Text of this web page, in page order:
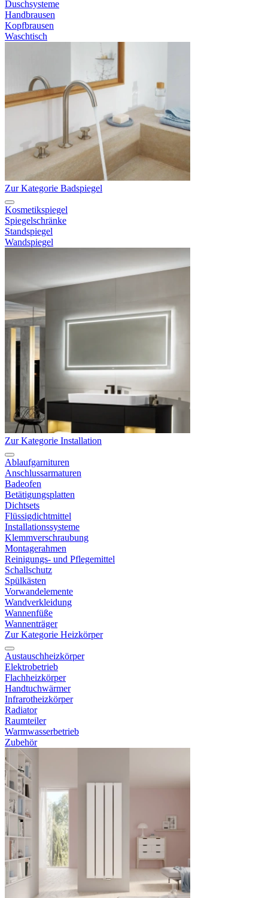
Duschsysteme
Handbrausen
Kopfbrausen
Waschtisch
Zur Kategorie Badspiegel
Kosmetikspiegel
Spiegelschränke
Standspiegel
Wandspiegel
Zur Kategorie Installation
Ablaufgarnituren
Anschlussarmaturen
Badeofen
Betätigungsplatten
Dichtsets
Flüssigdichtmittel
Installationssysteme
Klemmverschraubung
Montagerahmen
Reinigungs- und Pflegemittel
Schallschutz
Spülkästen
Vorwandelemente
Wandverkleidung
Wannenfüße
Wannenträger
Zur Kategorie Heizkörper
Austauschheizkörper
Elektrobetrieb
Flachheizkörper
Handtuchwärmer
Infrarotheizkörper
Radiator
Raumteiler
Warmwasserbetrieb
Zubehör